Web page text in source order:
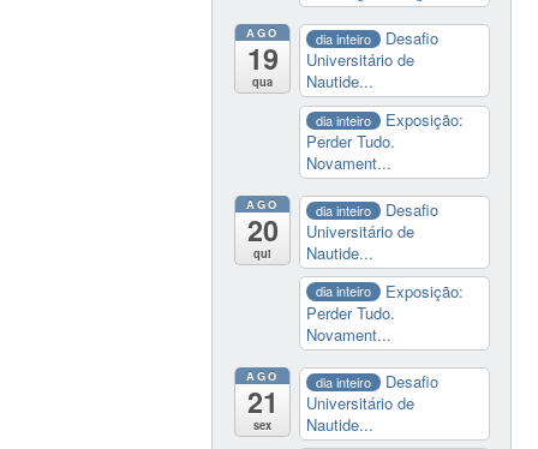
AGO
19
qua
dia inteiro
Desafio
Universitário de
Nautide...
dia inteiro
Exposição:
Perder Tudo.
Novament...
AGO
20
qui
dia inteiro
Desafio
Universitário de
Nautide...
dia inteiro
Exposição:
Perder Tudo.
Novament...
AGO
21
sex
dia inteiro
Desafio
Universitário de
Nautide...